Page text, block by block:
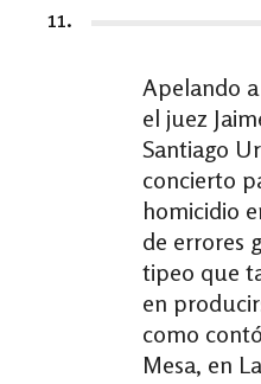
11.
Apelando
el juez
Santiago
concierto
homicidio
de errores
tipeo que
en
como
Mesa, en